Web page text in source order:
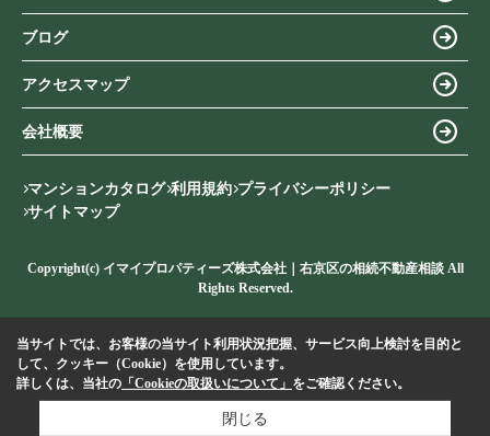
ブログ
アクセスマップ
会社概要
マンションカタログ 利用規約 プライバシーポリシー
サイトマップ
Copyright(c) イマイプロパティーズ株式会社｜右京区の相続不動産相談 All
Rights Reserved.
当サイトでは、お客様の当サイト利用状況把握、サービス向上検討を目的と
して、クッキー（Cookie）を使用しています。
詳しくは、当社の 「Cookieの取扱いについて」 をご確認ください。
閉じる